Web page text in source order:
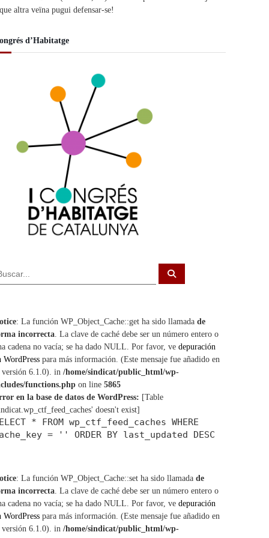
altra veïna pugui defensar-se!
d’Habitatge
B
: La función WP_Object_Cache::get ha sido llamadade
incorrecta. La clave de caché debe ser un número entero o
cadena no vacía; se ha dado NULL. Por favor, vedepuración
WordPress para más información. (Este mensaje fue añadido en
versión 6.1.0). in/home/sindicat/public_html/wp-
functions.php on line5865
en la base de datos de WordPress: [Table
doesn't exist]
* FROM wp_ctf_feed_caches WHERE
= '' ORDER BY last_updated DESC
: La función WP_Object_Cache::set ha sido llamadade
incorrecta. La clave de caché debe ser un número entero o
cadena no vacía; se ha dado NULL. Por favor, vedepuración
WordPress para más información. (Este mensaje fue añadido en
versión 6.1.0). in/home/sindicat/public_html/wp-